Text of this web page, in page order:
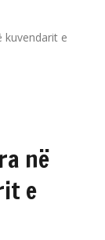
kuvendarit e
në
e